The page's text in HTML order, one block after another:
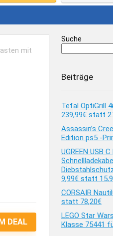
mit
DEAL
Suche
Beiträge
Tefal OptiGrill
239,99€ statt
Assassin’s
Edition ps5 -
UGREEN USB
9,99€ statt
CORSAIR
statt 78,20€
LEGO Star
Klasse 75441